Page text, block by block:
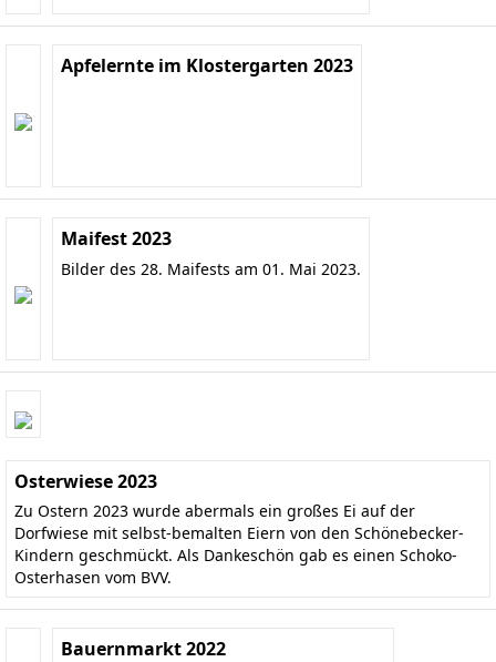
Apfelernte im Klostergarten 2023
Maifest 2023
Bilder des 28. Maifests am 01. Mai 2023.
Osterwiese 2023
Zu Ostern 2023 wurde abermals ein großes Ei auf der
Dorfwiese mit selbst-bemalten Eiern von den Schönebecker-
Kindern geschmückt. Als Dankeschön gab es einen Schoko-
Osterhasen vom BVV.
Bauernmarkt 2022